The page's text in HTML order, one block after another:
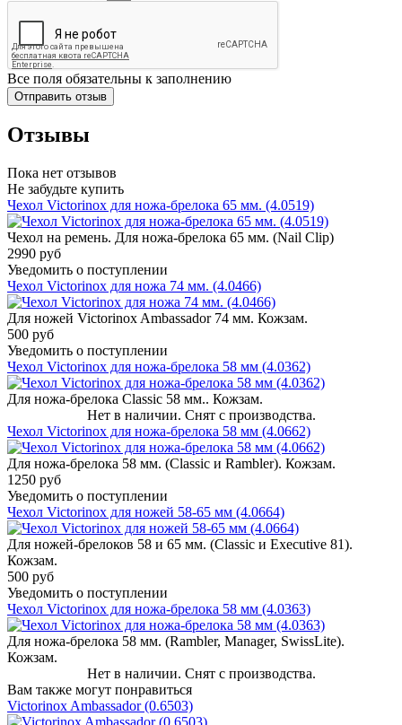
Все поля обязательны к заполнению
Отзывы
Пока нет отзывов
Не забудьте купить
Чехол Victorinox для ножа-брелока 65 мм. (4.0519)
Чехол на ремень. Для ножа-брелока 65 мм. (Nail Clip)
2990 руб
Уведомить о поступлении
Чехол Victorinox для ножа 74 мм. (4.0466)
Для ножей Victorinox Ambassador 74 мм. Кожзам.
500 руб
Уведомить о поступлении
Чехол Victorinox для ножа-брелока 58 мм (4.0362)
Для ножа-брелока Classic 58 мм.. Кожзам.
Нет в наличии. Снят с производства.
Чехол Victorinox для ножа-брелока 58 мм (4.0662)
Для ножа-брелока 58 мм. (Classic и Rambler). Кожзам.
1250 руб
Уведомить о поступлении
Чехол Victorinox для ножей 58-65 мм (4.0664)
Для ножей-брелоков 58 и 65 мм. (Classic и Executive 81).
Кожзам.
500 руб
Уведомить о поступлении
Чехол Victorinox для ножа-брелока 58 мм (4.0363)
Для ножа-брелока 58 мм. (Rambler, Manager, SwissLite).
Кожзам.
Нет в наличии. Снят с производства.
Вам также могут понравиться
Victorinox Ambassador (0.6503)